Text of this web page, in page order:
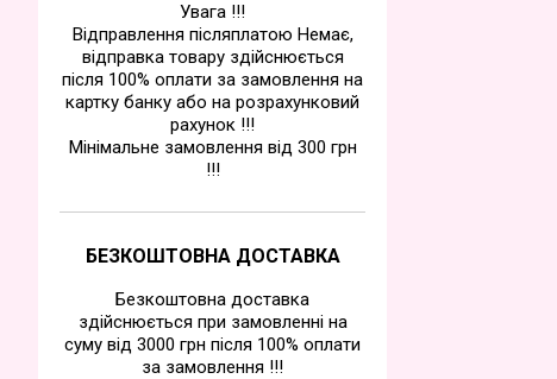
Увага !!!
Відправлення післяплатою Немає,
відправка товару здійснюється
після 100% оплати за замовлення на
картку банку або на розрахунковий
рахунок !!!
Мінімальне замовлення від 300 грн
!!!
БЕЗКОШТОВНА ДОСТАВКА
Безкоштовна доставка
здійснюється при замовленні на
суму від 3000 грн після 100% оплати
за замовлення !!!